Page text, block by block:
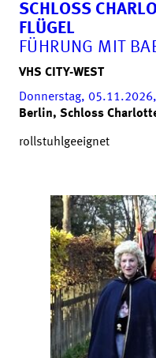
SCHLOSS
FLÜGEL
FÜHRUNG MIT
VHS CITY-WEST
Donnerstag,
Berlin, Schloss
rollstuhlgeeignet